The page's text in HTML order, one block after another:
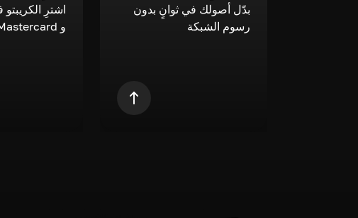
بدّل أصولك في ثوانٍ بدون
رسوم الشبكة
و Mastercard